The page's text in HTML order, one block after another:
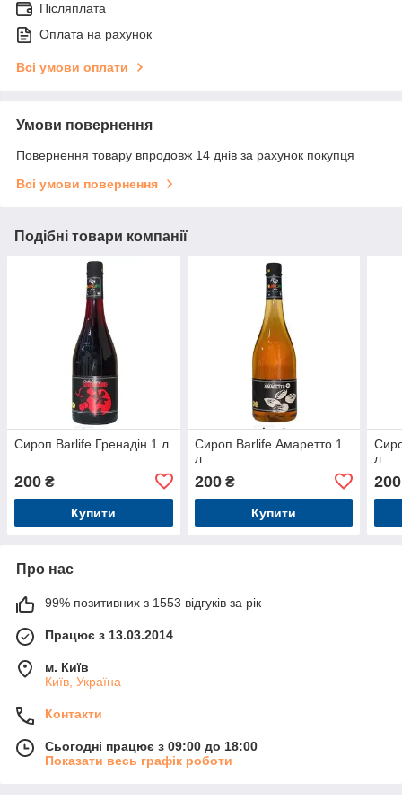
Післяплата
Оплата на рахунок
Всі умови оплати
Умови повернення
Повернення товару впродовж 14 днів за рахунок покупця
Всі умови повернення
Подібні товари компанії
Сироп Barlife Гренадін 1 л
200 ₴
Купити
Сироп Barlife Амаретто 1
л
200₴
Купити
л
200
Про нас
99% позитивних з 1553 відгуків за рік
Працює з 13.03.2014
м. Київ
Київ, Україна
Контакти
Сьогодні працює з 09:00 до 18:00
Показати весь графік роботи